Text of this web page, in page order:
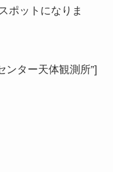
ポットになりま
ンター天体観測所”]